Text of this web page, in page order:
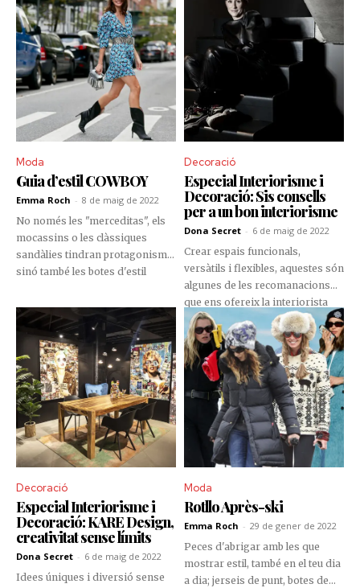
models exclusius. La nova
botiga, situada a l’avinguda
Carlemany, número 93, no
només destaca per la seva
selecció de marques Premium i
edicions limitades, sinó també
pel seu espai innovador on el
client pot gaudir de la moda
d’una manera única.
Moda
Guia d’estil COWBOY
Emma Roch - 8 de maig de 2022
No només les "merceditas", els
mocassins o les clàssiques
sandàlies tindran protagonisme,
sinó també les botes d'estil
que mai.
Decoració
Especial Interiorisme i
Decoració: Sis consells
per a un bon interiorisme
Dona Secret - 6 de maig de 2022
Crear espais funcionals,
versàtils i flexibles, aquestes són
algunes de les recomanacions
que ens ofereix la interiorista
Laura Torres per assegurar
l’èxit en la decoració.
Decoració
Especial Interiorisme i
Decoració: KARE Design,
creativitat sense límits
Dona Secret - 6 de maig de 2022
Idees úniques i diversió sense
Moda
Rotllo Après-ski
Emma Roch - 29 de gener de 2022
Peces d'abrigar amb les que
mostrar estil, també en el teu dia
a dia; jerseis de punt, botes de